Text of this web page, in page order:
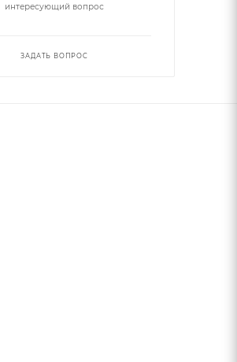
интересующий вопрос
ЗАДАТЬ ВОПРОС